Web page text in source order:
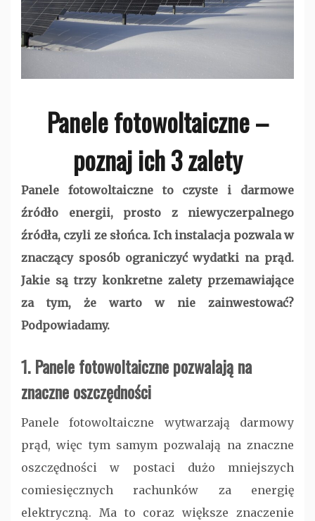
Panele fotowoltaiczne –
poznaj ich 3 zalety
Panele fotowoltaiczne to czyste i darmowe
źródło energii, prosto z niewyczerpalnego
źródła, czyli ze słońca. Ich instalacja pozwala w
znaczący sposób ograniczyć wydatki na prąd.
Jakie są trzy konkretne zalety przemawiające
za tym, że warto w nie zainwestować?
Podpowiadamy.
1. Panele fotowoltaiczne pozwalają na
znaczne oszczędności
Panele fotowoltaiczne wytwarzają darmowy
prąd, więc tym samym pozwalają na znaczne
oszczędności w postaci dużo mniejszych
comiesięcznych rachunków za energię
elektryczną. Ma to coraz większe znaczenie